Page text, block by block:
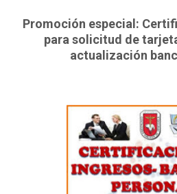
Promoción especial:
para solicitud de
actualización